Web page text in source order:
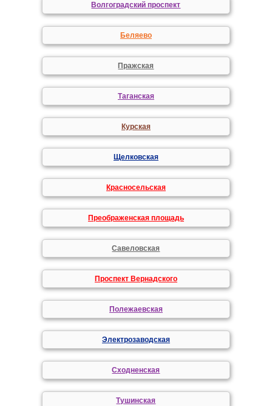
Волгоградский проспект
Беляево
Пражская
Таганская
Курская
Щелковская
Красносельская
Преображенская площадь
Савеловская
Проспект Вернадского
Полежаевская
Электрозаводская
Сходненская
Тушинская